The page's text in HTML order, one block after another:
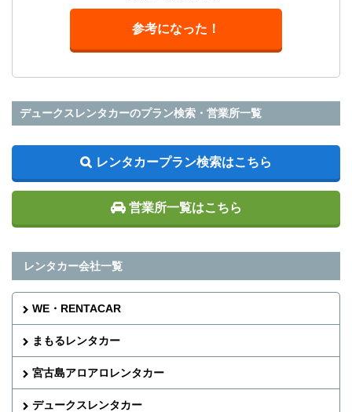
参考になった！
デュークスレンタカーのプラン検索・営業所一覧
レンタカープラン検索はこちら
営業所一覧はこちら
レンタカー会社一覧
WE・RENTACAR
まもるレンタカー
宮古島アロアロレンタカー
デュークスレンタカー